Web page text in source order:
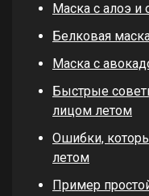
Маска с алоэ
Белковая
Маска с
Быстрые
лицом летом
Ошибки,
летом
Пример